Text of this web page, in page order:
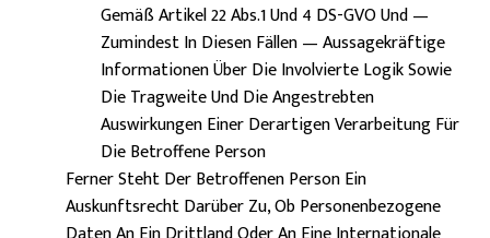
Gemäß Artikel 22 Abs.1 Und 4 DS-GVO Und —
Zumindest In Diesen Fällen — Aussagekräftige
Informationen Über Die Involvierte Logik Sowie
Die Tragweite Und Die Angestrebten
Auswirkungen Einer Derartigen Verarbeitung Für
Die Betroffene Person
Ferner Steht Der Betroffenen Person Ein
Auskunftsrecht Darüber Zu, Ob Personenbezogene